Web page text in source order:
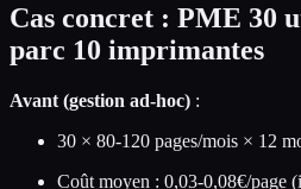
Cas concret : PME 30
parc 10 imprimantes
Avant (gestion ad-hoc) :
30 × 80-120 pages/mois × 12
Coût moyen : 0,03-0,08€/page